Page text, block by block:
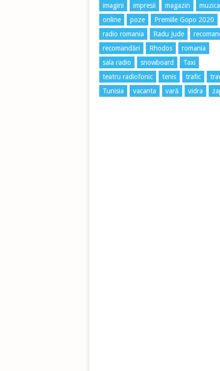
imagini
impresii magazin
muzica
online
poze
Premiile Gopo 2020
radio romania
Radu Jude
recomandări
Rhodos
romania
sala radio
snowboard
Taxi
teatru radiofonic
tenis trafic
Tunisia
vacanta vară vidra